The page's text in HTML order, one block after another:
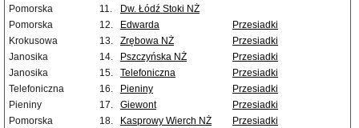
Pomorska
11.
Dw. Łódź Stoki NŻ
Pomorska
12. Edwarda
Przesiadki
Krokusowa
13. Zrębowa NŻ
Przesiadki
Janosika
14. Pszczyńska NŻ
Przesiadki
Janosika
15. Telefoniczna
Przesiadki
Telefoniczna
16. Pieniny
Przesiadki
Pieniny
17. Giewont
Przesiadki
Pomorska
18. Kasprowy Wierch NŻ
Przesiadki